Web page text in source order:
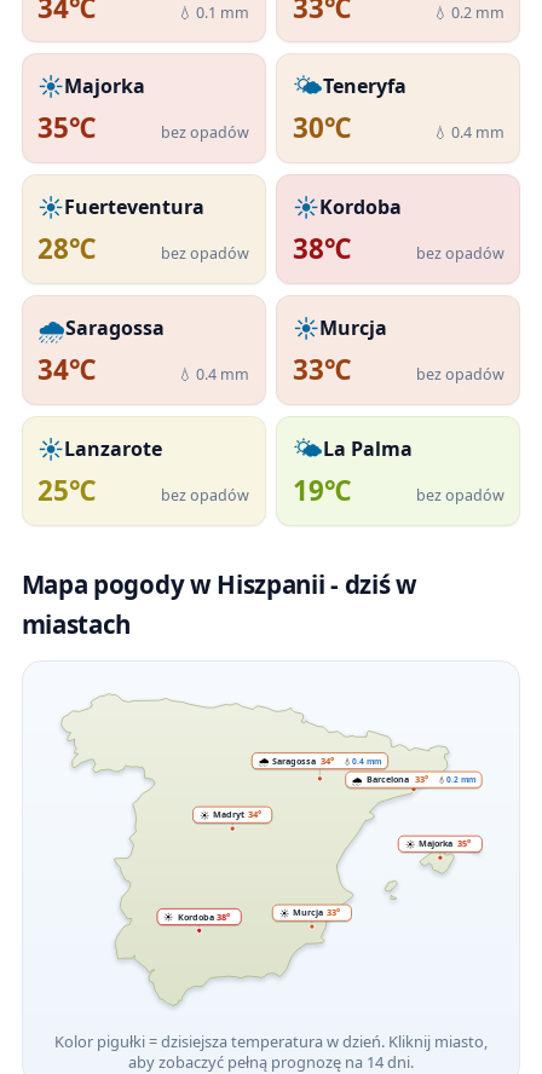
💧 0.1 mm 💧 0.2 mm
☀️Majorka
35℃ bez opadów
🌤️Teneryfa
30℃ 💧 0.4 mm
☀️Fuerteventura
28℃ bez opadów
☀️Kordoba
38℃ bez opadów
🌧️Saragossa
34℃ 💧 0.4 mm
☀️Murcja
33℃ bez opadów
☀️Lanzarote
25℃ bez opadów
🌤️La Palma
19℃ bez opadów
Mapa pogody w Hiszpanii - dziś w
miastach
☀️ Madryt 34°
🌧️ Barcelona 33° 💧 0.2 mm
☀️ Majorka 35°
☀️ Kordoba 38°
🌧️ Saragossa 34° 💧0.4 mm
☀️ Murcja 33°
Kolor pigułki = dzisiejsza temperatura w dzień. Kliknij miasto,
aby zobaczyć pełną prognozę na 14 dni.